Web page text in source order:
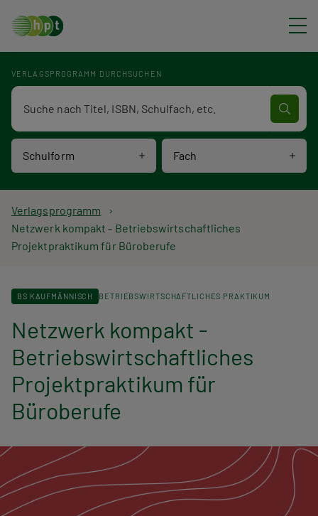
VERLAGSPROGRAMM DURCHSUCHEN
Schulform Fach
Verlagsprogramm Volltextsuche
P
f
d
n
a
v
i
g
a
t
Verlagsprogramm
Netzwerk kompakt - Betriebswirtschaftliches
Projektpraktikum für Büroberufe
BS KAUFMÄNNISCH BETRIEBSWIRTSCHAFTLICHES PRAKTIKUM
Netzwerk kompakt -
Betriebswirtschaftliches
Projektpraktikum für
Büroberufe